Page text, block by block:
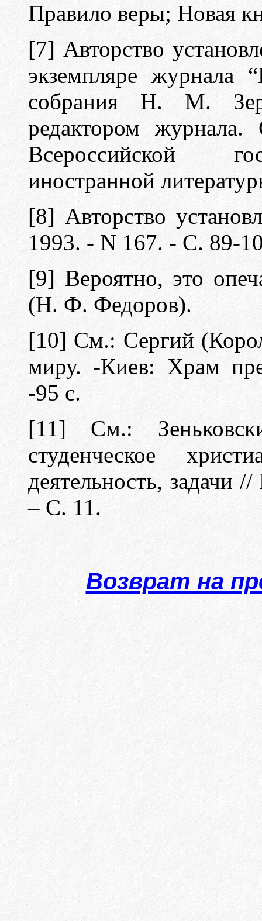
Правило веры; Новая
[7] Авторство
экземпляре журнала
собрания Н. М.
редактором
Всероссийской
иностранной
[8] Авторство
1993. - N 167. - С. 89-
[9] Вероятно, это
(Н. Ф. Федоров).
[10] См.: Сергий
миру. -Киев: Храм
-95 с.
[11] См.:
студенческое
деятельность,
– С. 11.
Возврат на